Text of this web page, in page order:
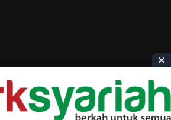
AmiraRiau.com . All Rights Reserved.